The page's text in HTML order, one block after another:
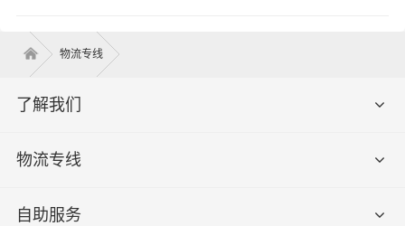
物流专线
了解我们
物流专线
自助服务